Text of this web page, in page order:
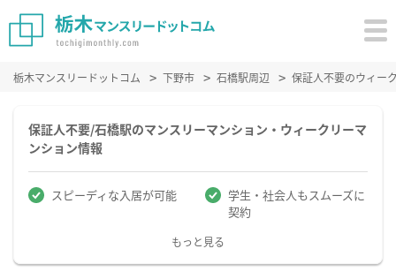
栃木マンスリードットコム 下野市 石橋駅周辺 保証人不要のウィー
保証人不要/石橋駅のマンスリーマンション・ウィークリーマ
ンション情報
スピーディな入居が可能
学生・社会人もスムーズに
契約
もっと見る